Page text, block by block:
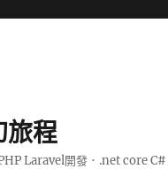
程
Laravel開發．.net core